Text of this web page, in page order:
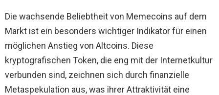
Die wachsende Beliebtheit von Memecoins auf dem
Markt ist ein besonders wichtiger Indikator für einen
möglichen Anstieg von Altcoins. Diese
kryptografischen Token, die eng mit der Internetkultur
verbunden sind, zeichnen sich durch finanzielle
Metaspekulation aus, was ihrer Attraktivität eine